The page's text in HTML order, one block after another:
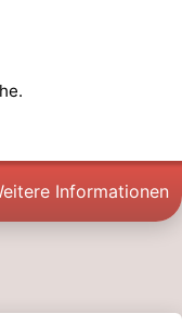
Informationen